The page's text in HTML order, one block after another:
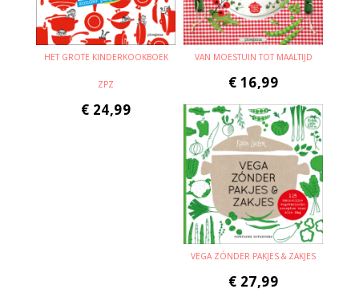
HET GROTE KINDERKOOKBOEK
ZPZ
€ 24,99
VAN MOESTUIN TOT MAALTIJD
€ 16,99
VEGA ZÓNDER PAKJES & ZAKJES
€ 27,99